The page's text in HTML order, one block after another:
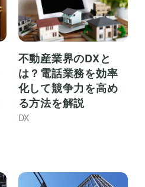
不動産業界のDXと
は？電話業務を効率
化して競争力を高め
る方法を解説
DX